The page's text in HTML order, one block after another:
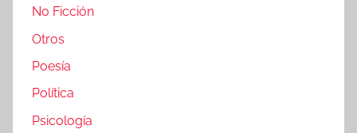
No Ficción
Otros
Poesía
Política
Psicología